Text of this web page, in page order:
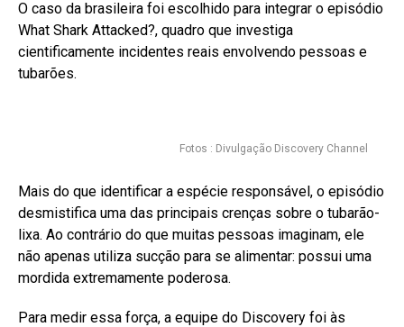
O caso da brasileira foi escolhido para integrar o episódio
What Shark Attacked?, quadro que investiga
cientificamente incidentes reais envolvendo pessoas e
tubarões.
Fotos : Divulgação Discovery Channel
Mais do que identificar a espécie responsável, o episódio
desmistifica uma das principais crenças sobre o tubarão-
lixa. Ao contrário do que muitas pessoas imaginam, ele
não apenas utiliza sucção para se alimentar: possui uma
mordida extremamente poderosa.
Para medir essa força, a equipe do Discovery foi às